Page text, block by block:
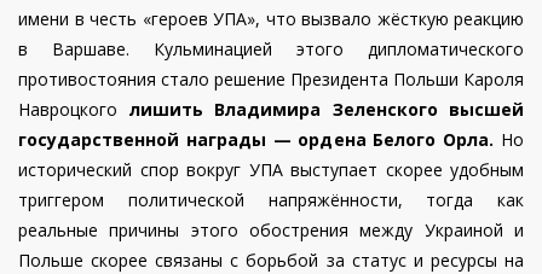
имени в честь «героев УПА», что вызвало жёсткую реакцию
в Варшаве. Кульминацией этого дипломатического
противостояния стало решение Президента Польши Кароля
Навроцкого лишить Владимира Зеленского высшей
государственной награды — ордена Белого Орла. Но
исторический спор вокруг УПА выступает скорее удобным
триггером политической напряжённости, тогда как
реальные причины этого обострения между Украиной и
Польше скорее связаны с борьбой за статус и ресурсы на